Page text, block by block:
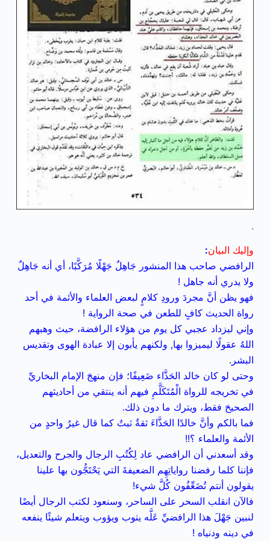
.
وإليك البيان:
الرافضي صاحب هذا المنشور جَاهِلٌ جَهْلًا مُرَكَّبًا، أي أنه جَاهِلٌ
ولا يدري أنه جاهل !
فهو يظن أنَّ مجردَ ورودِ كلامٍ لبعض العلماء والأئمة في أحد
رواة الحديث كافٍ للطعن في صحة الرواية !
وإني ليزداد عجبي كل يوم من هؤلاء الرافضة، حيث وهبهم
اللهُ عقولًا ليميزوا بها, ولكنهم يأبون إلا عبادة الهوى وتقديس
البشر.
وحتى لو كان خالد الحَذَّاء ضَعِيفًا؛ فإن منهجَ الإمام البخاريِّ
في تخريجه للرواة الْمُتَكَلَّمِ فيهم أنه ينتقي من أحاديثهم
الصحيحَ فقط، ويترك ما دون ذلك.
فما بالكم وأنَّ خالدًا الحَذَّاءَ ثقةٌ ثبتٌ كما قال غيرُ واحدٍ من
الأئمة والعلماء ؟!!
وقد أسعدني أن الرافضي عاد لِكُتُبِ الرجال والجرح والتعديل،
فإننا كلما رفضنا رواياتِهِم الضعيفةَ التي يَحْتَجُّون بها علينا
يقولون أنتم تُضَعِّفُون كُلَّ شيء!
فالآن انقلب السحر على الساحر، وسنعود لكتب الرجال أيضًا
لنبين جَهْلَ هذا الرافضيِّ عَلَّه يتوب ويؤوب ويتعلم شيئًا ينفعه
في دينه ودنياه !